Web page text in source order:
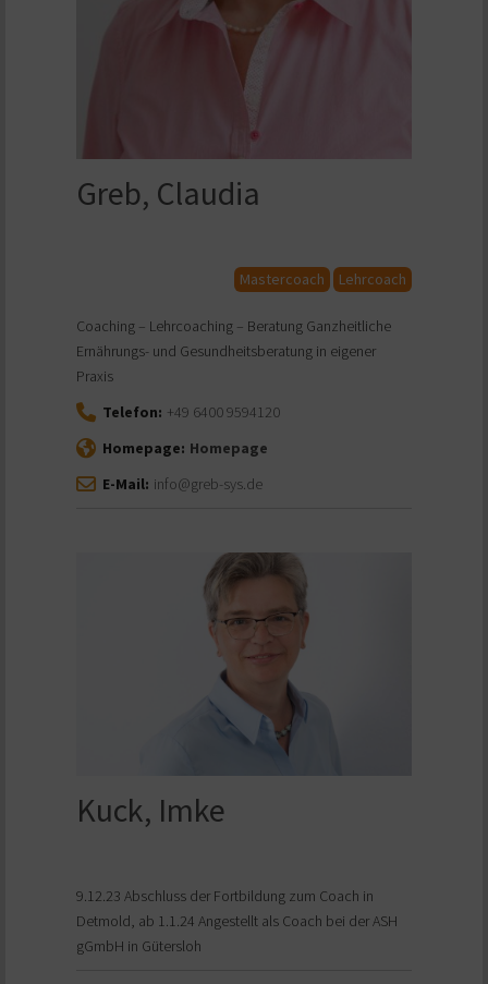
Greb, Claudia
Mastercoach Lehrcoach
Coaching – Lehrcoaching – Beratung Ganzheitliche
Ernährungs- und Gesundheitsberatung in eigener
Praxis
Telefon: +49 6400 9594120
Homepage: Homepage
E-Mail: info@greb-sys.de
Kuck, Imke
9.12.23 Abschluss der Fortbildung zum Coach in
Detmold, ab 1.1.24 Angestellt als Coach bei der ASH
gGmbH in Gütersloh